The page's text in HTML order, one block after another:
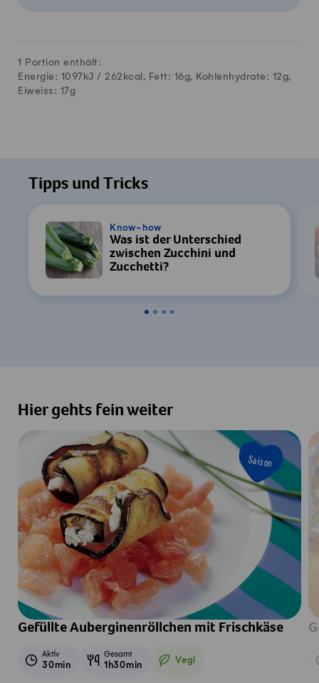
1 Portion enthält:
Energie: 1097kJ / 262 kcal, Fett: 16g, Kohlenhydrate: 12g,
Eiweiss: 17g
Tipps und Tricks
Know-how
Was ist der Unterschied
zwischen Zucchini und
Zucchetti?
Hier gehts fein weiter
Saison
Gefüllte Auberginenröllchen mit Frischkäse
Aktiv
30min
Gesamt
1h30min Vegi
Vegetarisch